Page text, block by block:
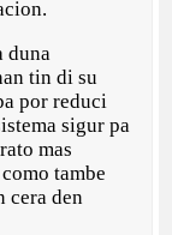
duna
tin di su
por reduci
sigur pa
mas
tambe
cera den